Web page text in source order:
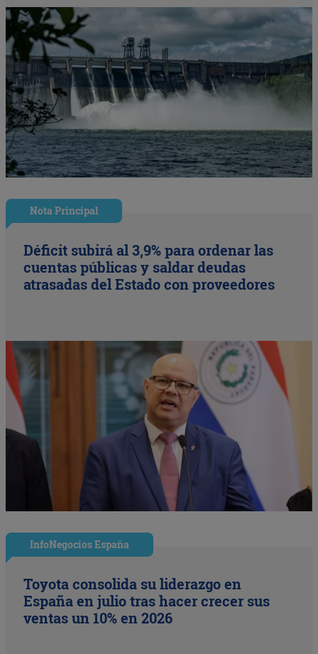
Nota Principal
Déficit subirá al 3,9% para ordenar las
cuentas públicas y saldar deudas
atrasadas del Estado con proveedores
InfoNegocios España
Toyota consolida su liderazgo en
España en julio tras hacer crecer sus
ventas un 10% en 2026